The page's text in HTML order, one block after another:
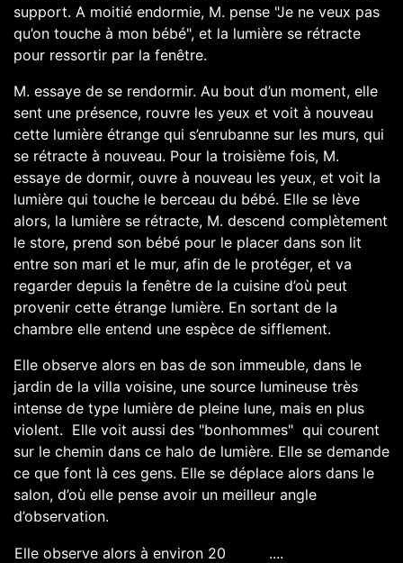
support. A moitié endormie, M. pense "Je ne veux pas
qu’on touche à mon bébé", et la lumière se rétracte
pour ressortir par la fenêtre.
M. essaye de se rendormir. Au bout d’un moment, elle
sent une présence, rouvre les yeux et voit à nouveau
cette lumière étrange qui s’enrubanne sur les murs, qui
se rétracte à nouveau. Pour la troisième fois, M.
essaye de dormir, ouvre à nouveau les yeux, et voit la
lumière qui touche le berceau du bébé. Elle se lève
alors, la lumière se rétracte, M. descend complètement
le store, prend son bébé pour le placer dans son lit
entre son mari et le mur, afin de le protéger, et va
regarder depuis la fenêtre de la cuisine d’où peut
provenir cette étrange lumière. En sortant de la
chambre elle entend une espèce de sifflement.
Elle observe alors en bas de son immeuble, dans le
jardin de la villa voisine, une source lumineuse très
intense de type lumière de pleine lune, mais en plus
violent. Elle voit aussi des "bonhommes" qui courent
sur le chemin dans ce halo de lumière. Elle se demande
ce que font là ces gens. Elle se déplace alors dans le
salon, d’où elle pense avoir un meilleur angle
d’observation.
Elle observe alors à environ 20
....